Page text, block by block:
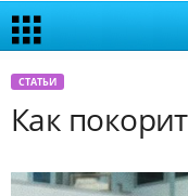
СТАТЬИ
Как